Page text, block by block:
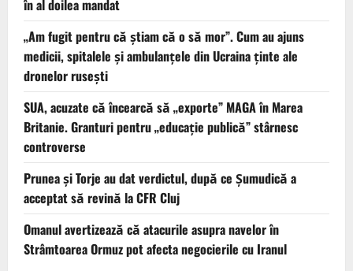
în al doilea mandat
„Am fugit pentru că știam că o să mor”. Cum au ajuns
medicii, spitalele și ambulanțele din Ucraina ținte ale
dronelor rusești
SUA, acuzate că încearcă să „exporte” MAGA în Marea
Britanie. Granturi pentru „educație publică” stârnesc
controverse
Prunea și Torje au dat verdictul, după ce Șumudică a
acceptat să revină la CFR Cluj
Omanul avertizează că atacurile asupra navelor în
Strâmtoarea Ormuz pot afecta negocierile cu Iranul